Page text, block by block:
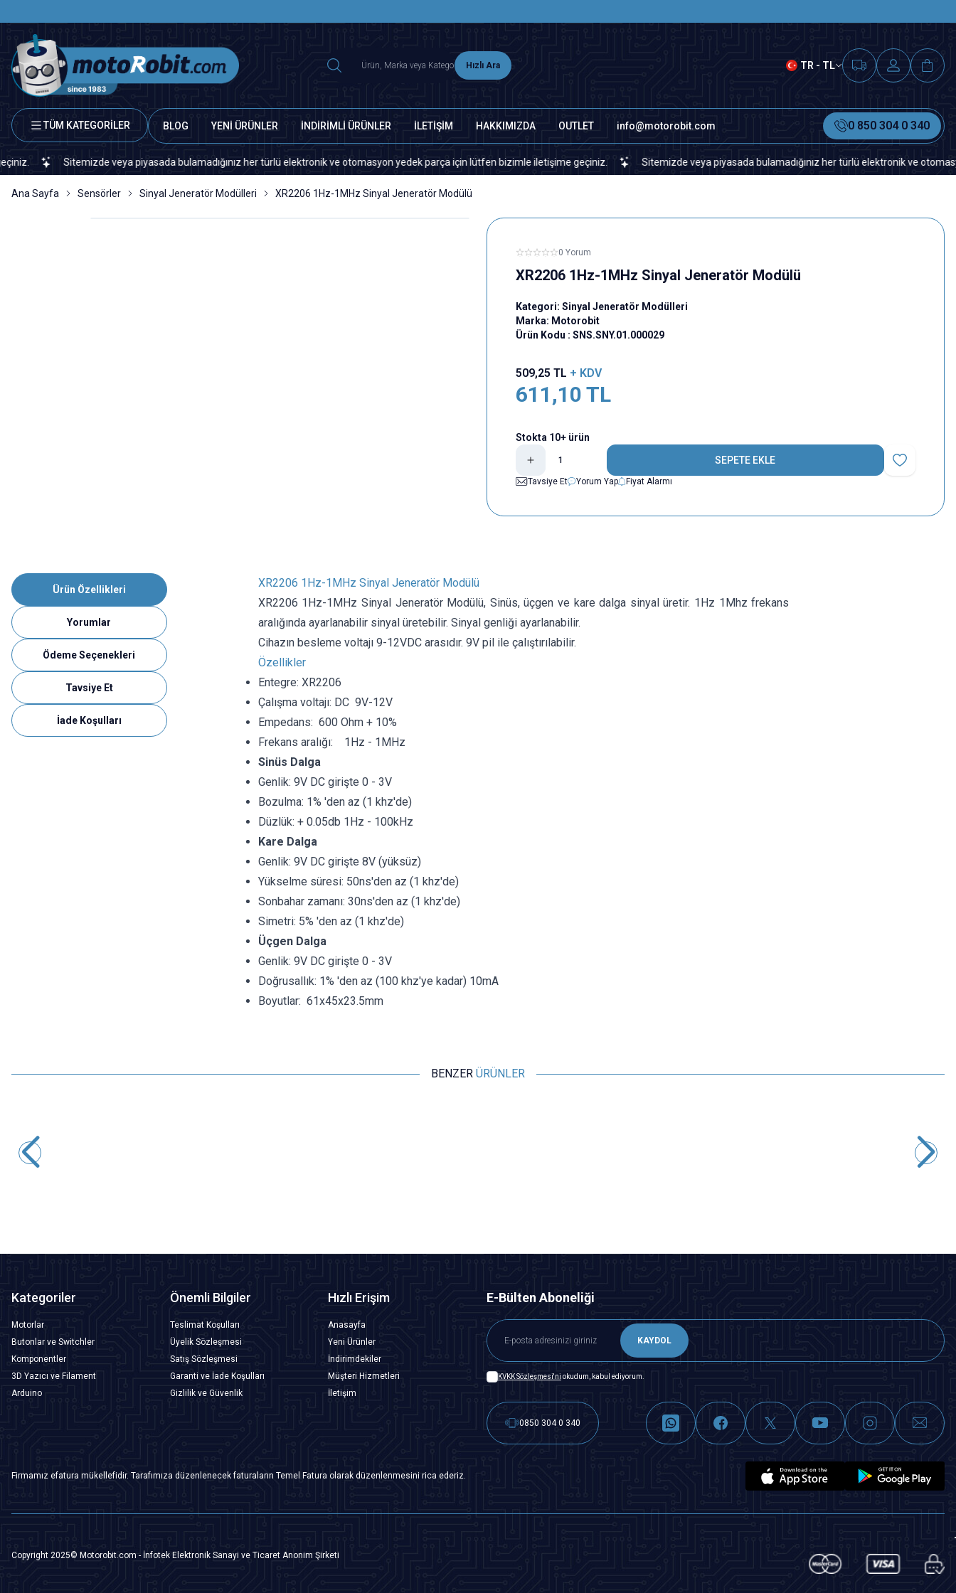
Hızlı Ara TR - TL
TÜM KATEGORİLER BLOG YENİ ÜRÜNLER İNDİRİMLİ ÜRÜNLER İLETİŞİM HAKKIMIZDA OUTLET info@motorobit.com 0 850 304 0 340
Sitemizde veya piyasada bulamadığınız her türlü elektronik ve otomasyon yedek parça için lütfen bizimle iletişime geçiniz. Sitemizde veya piyasada bulamadığınız her türlü elektronik ve otomasyon
Ana Sayfa Sensörler Sinyal Jeneratör Modülleri XR2206 1Hz-1MHz Sinyal Jeneratör Modülü
0 Yorum
XR2206 1Hz-1MHz Sinyal Jeneratör Modülü
Kategori: Sinyal Jeneratör Modülleri
Marka: Motorobit
Ürün Kodu : SNS.SNY.01.000029
509,25 TL + KDV
611,10 TL
Stokta 10+ ürün
SEPETE EKLE
Favoriye Ekle
Tavsiye Et
Yorum Yap Fiyat Alarmı
Ürün Özellikleri
Yorumlar
Ödeme Seçenekleri
Tavsiye Et
İade Koşulları
XR2206 1Hz-1MHz Sinyal Jeneratör Modülü
XR2206 1Hz-1MHz Sinyal Jeneratör Modülü, Sinüs, üçgen ve kare dalga sinyal üretir. 1Hz 1Mhz frekans
aralığında ayarlanabilir sinyal üretebilir. Sinyal genliği ayarlanabilir.
Cihazın besleme voltajı 9-12VDC arasıdır. 9V pil ile çalıştırılabilir.
Özellikler
Entegre: XR2206
Çalışma voltajı: DC 9V-12V
Empedans: 600 Ohm + 10%
Frekans aralığı: 1Hz - 1MHz
Sinüs Dalga
Genlik: 9V DC girişte 0 - 3V
Bozulma: 1% 'den az (1 khz'de)
Düzlük: + 0.05db 1Hz - 100kHz
Kare Dalga
Genlik: 9V DC girişte 8V (yüksüz)
Yükselme süresi: 50ns'den az (1 khz'de)
Sonbahar zamanı: 30ns'den az (1 khz'de)
Simetri: 5% 'den az (1 khz'de)
Üçgen Dalga
Genlik: 9V DC girişte 0 - 3V
Doğrusallık: 1% 'den az (100 khz'ye kadar) 10mA
Boyutlar: 61x45x23.5mm
BENZER ÜRÜNLER
Kategoriler
Motorlar
Butonlar ve Switchler
Komponentler
3D Yazıcı ve Filament
Arduino
Önemli Bilgiler
Teslimat Koşulları
Üyelik Sözleşmesi
Satış Sözleşmesi
Garanti ve İade Koşulları
Gizlilik ve Güvenlik
Hızlı Erişim
Anasayfa
Yeni Ürünler
İndirimdekiler
Müşteri Hizmetleri
İletişim
E-Bülten Aboneliği
KAYDOL
KVKK Sözleşmesi'ni okudum, kabul ediyorum.
0850 304 0 340
Firmamız efatura mükellefidir. Tarafımıza düzenlenecek faturaların Temel Fatura olarak düzenlenmesini rica ederiz.
Copyright 2025© Motorobit.com - İnfotek Elektronik Sanayi ve Ticaret Anonim Şirketi